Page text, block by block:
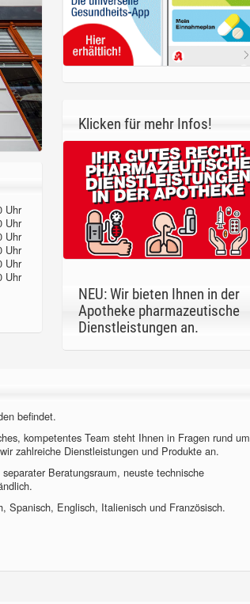
Uhr
Uhr
Uhr
Uhr
Uhr
Uhr
Klicken für mehr Infos!
NEU: Wir bieten Ihnen in der
Apotheke pharmazeutische
Dienstleistungen an.
befindet.
kompetentes Team steht Ihnen in Fragen rund um
zahlreiche Dienstleistungen und Produkte an.
Beratungsraum, neuste technische
Spanisch, Englisch, Italienisch und Französisch.